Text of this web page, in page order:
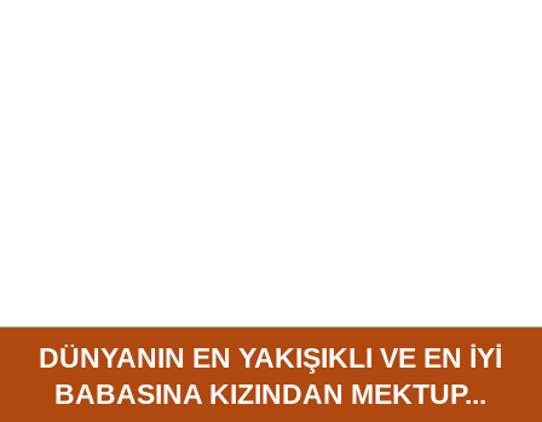
DÜNYANIN EN YAKIŞIKLI VE EN İYİ
BABASINA KIZINDAN MEKTUP...